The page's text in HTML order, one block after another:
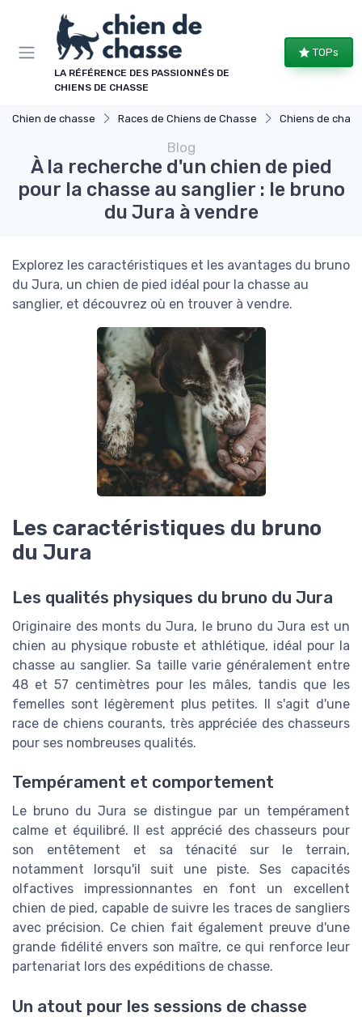
LA RÉFÉRENCE DES PASSIONNÉS DE
CHIENS DE CHASSE
TOPs
Chien de chasse Races de Chiens de Chasse Chiens de
Blog
À la recherche d'un chien de pied
pour la chasse au sanglier : le bruno
du Jura à vendre
Explorez les caractéristiques et les avantages du bruno
du Jura, un chien de pied idéal pour la chasse au
sanglier, et découvrez où en trouver à vendre.
Les caractéristiques du bruno
du Jura
Les qualités physiques du bruno du Jura
Originaire des monts du Jura, le bruno du Jura est un
chien au physique robuste et athlétique, idéal pour la
chasse au sanglier. Sa taille varie généralement entre
48 et 57 centimètres pour les mâles, tandis que les
femelles sont légèrement plus petites. Il s'agit d'une
race de chiens courants, très appréciée des chasseurs
pour ses nombreuses qualités.
Tempérament et comportement
Le bruno du Jura se distingue par un tempérament
calme et équilibré. Il est apprécié des chasseurs pour
son entêtement et sa ténacité sur le terrain,
notamment lorsqu'il suit une piste. Ses capacités
olfactives impressionnantes en font un excellent
chien de pied, capable de suivre les traces de sangliers
avec précision. Ce chien fait également preuve d'une
grande fidélité envers son maître, ce qui renforce leur
partenariat lors des expéditions de chasse.
Un atout pour les sessions de chasse
Panneau de gestion des cookies